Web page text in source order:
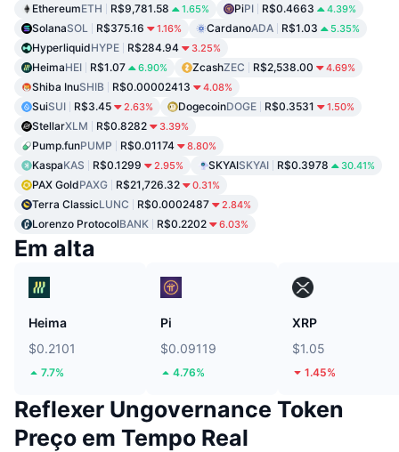
EthereumETH R$9,781.58 1.65% PiPI R$0.4663 4.39%
SolanaSOL R$375.16 1.16% CardanoADA R$1.03 5.35%
HyperliquidHYPE R$284.94 3.25%
HeimaHEI R$1.07 6.90% ZcashZEC R$2,538.00 4.69%
Shiba InuSHIB R$0.00002413 4.08%
SuiSUI R$3.45 2.63% DogecoinDOGE R$0.3531 1.50%
StellarXLM R$0.8282 3.39%
Pump.funPUMP R$0.01174 8.80%
KaspaKAS R$0.1299 2.95% SKYAISKYAI R$0.3978 30.41%
PAX GoldPAXG R$21,726.32 0.31%
Terra ClassicLUNC R$0.0002487 2.84%
Lorenzo ProtocolBANK R$0.2202 6.03%
Em alta
Heima
$0.2101
7.7%
Pi
$0.09119
4.76%
XRP
$1.05
1.45%
Reflexer Ungovernance Token
Preço em Tempo Real